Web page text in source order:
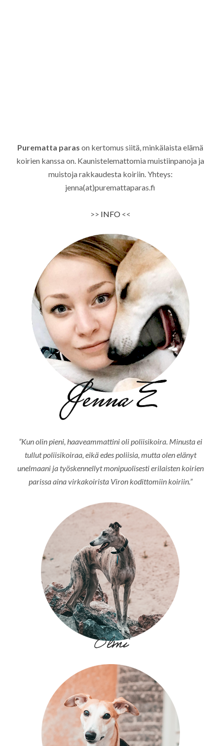
Purematta paras on kertomus siitä, minkälaista elämä
koirien kanssa on. Kaunistelemattomia muistiinpanoja ja
muistoja rakkaudesta koiriin. Yhteys:
jenna(at)puremattaparas.fi
>> INFO<<
”Kun olin pieni, haaveammattini oli poliisikoira. Minusta ei
tullut poliisikoiraa, eikä edes poliisia, mutta olen elänyt
unelmaani ja työskennellyt monipuolisesti erilaisten koirien
parissa aina virkakoirista Viron kodittomiin koiriin.”